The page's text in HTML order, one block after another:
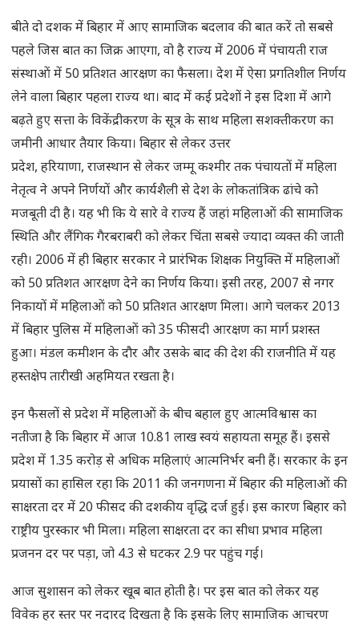
बीते दो दशक में बिहार में आए सामाजिक बदलाव की बात करें तो सबसे
पहले जिस बात का जिक्र आएगा, वो है राज्य में 2006 में पंचायती राज
संस्थाओं में 50 प्रतिशत आरक्षण का फैसला। देश में ऐसा प्रगतिशील निर्णय
लेने वाला बिहार पहला राज्य था। बाद में कई प्रदेशों ने इस दिशा में आगे
बढ़ते हुए सत्ता के विकेंद्रीकरण के सूत्र के साथ महिला सशक्तीकरण का
जमीनी आधार तैयार किया। बिहार से लेकर उत्तर
प्रदेश, हरियाणा, राजस्थान से लेकर जम्मू कश्मीर तक पंचायतों में महिला
नेतृत्व ने अपने निर्णयों और कार्यशैली से देश के लोकतांत्रिक ढांचे को
मजबूती दी है। यह भी कि ये सारे वे राज्य हैं जहां महिलाओं की सामाजिक
स्थिति और लैंगिक गैरबराबरी को लेकर चिंता सबसे ज्यादा व्यक्त की जाती
रही। 2006 में ही बिहार सरकार ने प्रारंभिक शिक्षक नियुक्ति में महिलाओं
को 50 प्रतिशत आरक्षण देने का निर्णय किया। इसी तरह, 2007 से नगर
निकायों में महिलाओं को 50 प्रतिशत आरक्षण मिला। आगे चलकर 2013
में बिहार पुलिस में महिलाओं को 35 फीसदी आरक्षण का मार्ग प्रशस्त
हुआ। मंडल कमीशन के दौर और उसके बाद की देश की राजनीति में यह
हस्तक्षेप तारीखी अहमियत रखता है।
इन फैसलों से प्रदेश में महिलाओं के बीच बहाल हुए आत्मविश्वास का
नतीजा है कि बिहार में आज 10.81 लाख स्वयं सहायता समूह हैं। इससे
प्रदेश में 1.35 करोड़ से अधिक महिलाएं आत्मनिर्भर बनी हैं। सरकार के इन
प्रयासों का हासिल रहा कि 2011 की जनगणना में बिहार की महिलाओं की
साक्षरता दर में 20 फीसद की दशकीय वृद्धि दर्ज हुई। इस कारण बिहार को
राष्ट्रीय पुरस्कार भी मिला। महिला साक्षरता दर का सीधा प्रभाव महिला
प्रजनन दर पर पड़ा, जो 4.3 से घटकर 2.9 पर पहुंच गई।
आज सुशासन को लेकर खूब बात होती है। पर इस बात को लेकर यह
विवेक हर स्तर पर नदारद दिखता है कि इसके लिए सामाजिक आचरण